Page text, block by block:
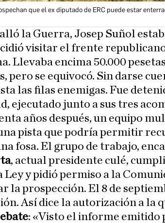
que el ex diputado de ERC puede estar
la Guerra, Josep Suñol
visitar el frente
Llevaba encima 50.000
pero se equivocó. Sin darse
las filas enemigas. Fue
ejecutado junto a sus tres
años después, un equipo
pista que podría permitir
fosa. El grupo de trabajo,
, actual presidente culé,
Ley y pidió permiso a la
la prospección. El 8 de
Así dice la autorización a la
: «Visto el informe emitido